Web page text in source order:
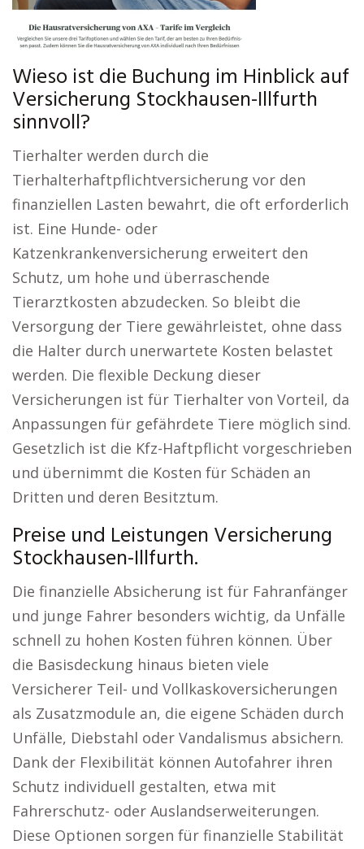
Wieso ist die Buchung im Hinblick auf
Versicherung Stockhausen-Illfurth
sinnvoll?
Tierhalter werden durch die
Tierhalterhaftpflichtversicherung vor den
finanziellen Lasten bewahrt, die oft erforderlich
ist. Eine Hunde- oder
Katzenkrankenversicherung erweitert den
Schutz, um hohe und überraschende
Tierarztkosten abzudecken. So bleibt die
Versorgung der Tiere gewährleistet, ohne dass
die Halter durch unerwartete Kosten belastet
werden. Die flexible Deckung dieser
Versicherungen ist für Tierhalter von Vorteil, da
Anpassungen für gefährdete Tiere möglich sind.
Gesetzlich ist die Kfz-Haftpflicht vorgeschrieben
und übernimmt die Kosten für Schäden an
Dritten und deren Besitztum.
Preise und Leistungen Versicherung
Stockhausen-Illfurth.
Die finanzielle Absicherung ist für Fahranfänger
und junge Fahrer besonders wichtig, da Unfälle
schnell zu hohen Kosten führen können. Über
die Basisdeckung hinaus bieten viele
Versicherer Teil- und Vollkaskoversicherungen
als Zusatzmodule an, die eigene Schäden durch
Unfälle, Diebstahl oder Vandalismus absichern.
Dank der Flexibilität können Autofahrer ihren
Schutz individuell gestalten, etwa mit
Fahrerschutz- oder Auslandserweiterungen.
Diese Optionen sorgen für finanzielle Stabilität